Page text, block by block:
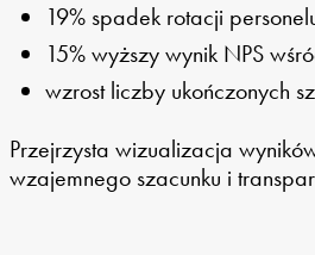
19% spadek rotacji
15% wyższy wynik NPS
wzrost liczby ukończonych
Przejrzysta wizualizacja
wzajemnego szacunku i